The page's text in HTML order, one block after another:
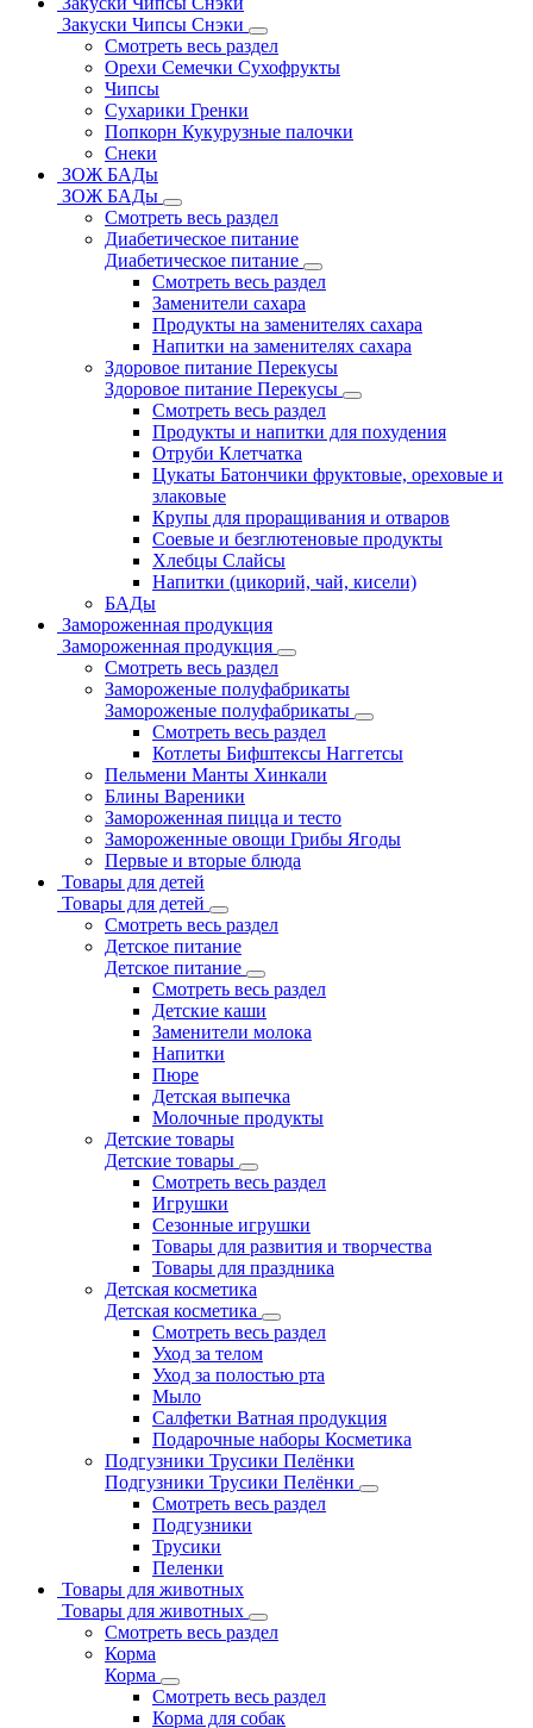
Закуски Чипсы Снэки
Смотреть весь раздел
Орехи Семечки Сухофрукты
Чипсы
Сухарики Гренки
Попкорн Кукурузные палочки
Снеки
ЗОЖ БАДы
ЗОЖ БАДы
Смотреть весь раздел
Диабетическое питание
Диабетическое питание
Смотреть весь раздел
Заменители сахара
Продукты на заменителях сахара
Напитки на заменителях сахара
Здоровое питание Перекусы
Здоровое питание Перекусы
Смотреть весь раздел
Продукты и напитки для похудения
Отруби Клетчатка
Цукаты Батончики фруктовые, ореховые и
злаковые
Крупы для проращивания и отваров
Соевые и безглютеновые продукты
Хлебцы Слайсы
Напитки (цикорий, чай, кисели)
БАДы
Замороженная продукция
Замороженная продукция
Смотреть весь раздел
Замороженые полуфабрикаты
Замороженые полуфабрикаты
Смотреть весь раздел
Котлеты Бифштексы Наггетсы
Пельмени Манты Хинкали
Блины Вареники
Замороженная пицца и тесто
Замороженные овощи Грибы Ягоды
Первые и вторые блюда
Товары для детей
Товары для детей
Смотреть весь раздел
Детское питание
Детское питание
Смотреть весь раздел
Детские каши
Заменители молока
Напитки
Пюре
Детская выпечка
Молочные продукты
Детские товары
Детские товары
Смотреть весь раздел
Игрушки
Сезонные игрушки
Товары для развития и творчества
Товары для праздника
Детская косметика
Детская косметика
Смотреть весь раздел
Уход за телом
Уход за полостью рта
Мыло
Салфетки Ватная продукция
Подарочные наборы Косметика
Подгузники Трусики Пелёнки
Подгузники Трусики Пелёнки
Смотреть весь раздел
Подгузники
Трусики
Пеленки
Товары для животных
Товары для животных
Смотреть весь раздел
Корма
Корма
Смотреть весь раздел
Корма для собак